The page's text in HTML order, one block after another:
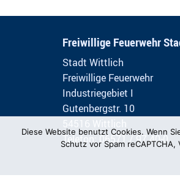
Freiwillige Feuerwehr
Stadt Wittlich
Freiwillige Feuerwehr
Industriegebiet I
Gutenbergstr. 10
Telefon: 06571 / 97 40-0
Diese Website benutzt Cookies. Wenn
Schutz vor Spam